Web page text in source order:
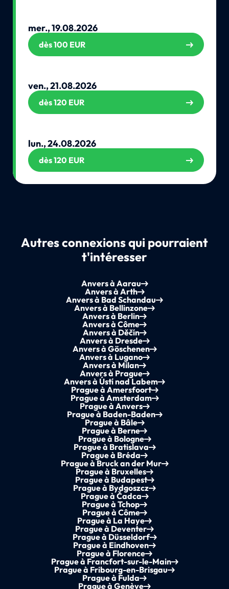
mer., 19.08.2026
dès 100 EUR
ven., 21.08.2026
dès 120 EUR
lun., 24.08.2026
dès 120 EUR
Autres connexions qui pourraient
t'intéresser
Anvers à Aarau
Anvers à Arth
Anvers à Bad Schandau
Anvers à Bellinzone
Anvers à Berlin
Anvers à Côme
Anvers à Děčín
Anvers à Dresde
Anvers à Göschenen
Anvers à Lugano
Anvers à Milan
Anvers à Prague
Anvers à Ústí nad Labem
Prague à Amersfoort
Prague à Amsterdam
Prague à Anvers
Prague à Baden-Baden
Prague à Bâle
Prague à Berne
Prague à Bologne
Prague à Bratislava
Prague à Bréda
Prague à Bruck an der Mur
Prague à Bruxelles
Prague à Budapest
Prague à Bydgoszcz
Prague à Čadca
Prague à Tchop
Prague à Côme
Prague à La Haye
Prague à Deventer
Prague à Düsseldorf
Prague à Eindhoven
Prague à Florence
Prague à Francfort-sur-le-Main
Prague à Fribourg-en-Brisgau
Prague à Fulda
Prague à Genève